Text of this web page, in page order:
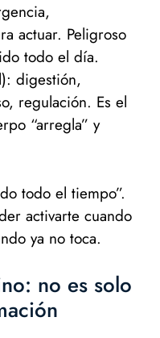
actuar. Peligroso
todo el día.
digestión,
regulación. Es el
“arregla” y
todo el tiempo”.
activarte cuando
ya no toca.
no es solo